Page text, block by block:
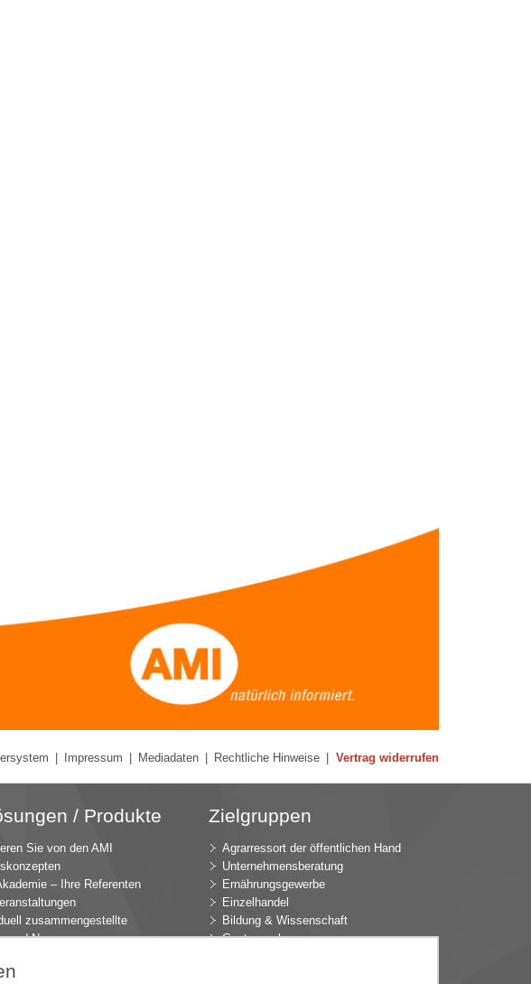
Impressum Mediadaten Rechtliche Hinweise Vertrag widerrufen
/ Produkte
Sie von den AMI
– Ihre Referenten
zusammengestellte
und News
Zielgruppen
Agrarressort der öffentlichen Hand
Unternehmensberatung
Ernährungsgewerbe
Einzelhandel
Bildung & Wissenschaft
Gastgewerbe